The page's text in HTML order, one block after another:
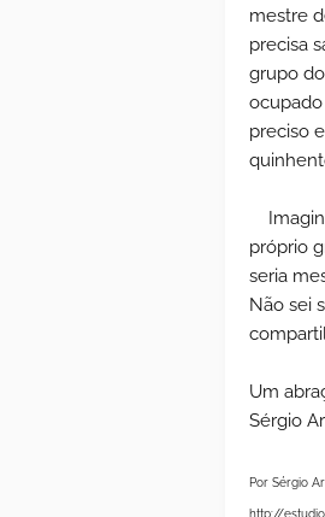
mestre
precisa
grupo
ocupado
preciso
próprio
seria
Não sei
Um
Sérgio
Por Sérgio
http://